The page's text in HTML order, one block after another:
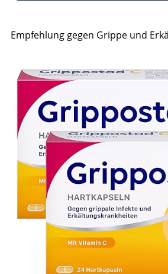
Empfehlung gegen Grippe und